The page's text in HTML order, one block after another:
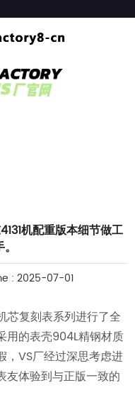
机配重版本细节做工
: 2025-07-01
芯复刻表系列进行了全
用的表壳904L精钢材质
，VS厂经过深思考虑进
友体验到与正版一致的